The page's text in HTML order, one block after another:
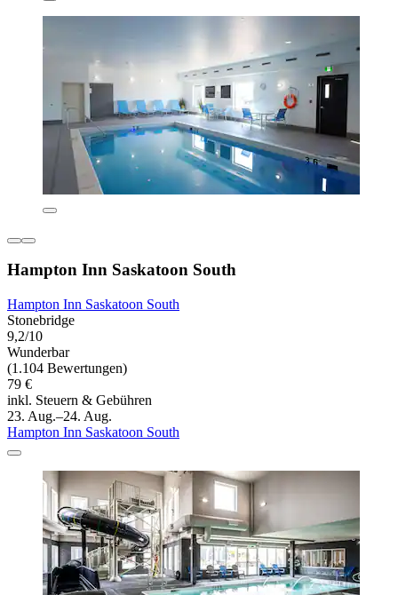
Hampton Inn Saskatoon South
Hampton Inn Saskatoon South
Stonebridge
9,2/10
Wunderbar
(1.104 Bewertungen)
79 €
inkl. Steuern & Gebühren
23. Aug.–24. Aug.
Hampton Inn Saskatoon South